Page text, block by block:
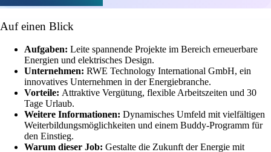
Auf einen Blick
Aufgaben: Leite spannende Projekte im Bereich erneuerbare
Energien und elektrisches Design.
Unternehmen: RWE Technology International GmbH, ein
innovatives Unternehmen in der Energiebranche.
Vorteile: Attraktive Vergütung, flexible Arbeitszeiten und 30
Tage Urlaub.
Weitere Informationen: Dynamisches Umfeld mit vielfältigen
Weiterbildungsmöglichkeiten und einem Buddy-Programm für
den Einstieg.
Warum dieser Job: Gestalte die Zukunft der Energie mit